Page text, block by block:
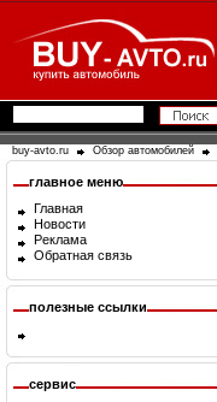
buy-avto.ru Обзор автомобилей
главное меню
Главная
Новости
Реклама
Обратная связь
полезные ссылки
сервис